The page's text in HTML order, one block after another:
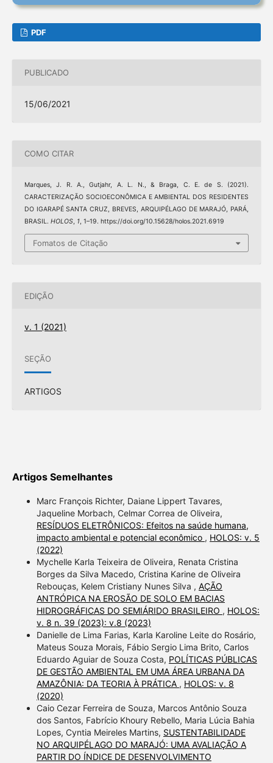
PDF
PUBLICADO
15/06/2021
COMO CITAR
Marques, J. R. A., Gutjahr, A. L. N., & Braga, C. E. de S. (2021).
CARACTERIZAÇÃO SOCIOECONÔMICA E AMBIENTAL DOS RESIDENTES
DO IGARAPÉ SANTA CRUZ, BREVES, ARQUIPÉLAGO DE MARAJÓ, PARÁ,
BRASIL. HOLOS, 1, 1–19. https://doi.org/10.15628/holos.2021.6919
Fomatos de Citação
EDIÇÃO
v. 1 (2021)
SEÇÃO
ARTIGOS
Artigos Semelhantes
Marc François Richter, Daiane Lippert Tavares,
Jaqueline Morbach, Celmar Correa de Oliveira,
RESÍDUOS ELETRÔNICOS: Efeitos na saúde humana,
impacto ambiental e potencial econômico , HOLOS: v. 5
(2022)
Mychelle Karla Teixeira de Oliveira, Renata Cristina
Borges da Silva Macedo, Cristina Karine de Oliveira
Rebouças, Kelem Cristiany Nunes Silva , AÇÃO
ANTRÓPICA NA EROSÃO DE SOLO EM BACIAS
HIDROGRÁFICAS DO SEMIÁRIDO BRASILEIRO , HOLOS:
v. 8 n. 39 (2023): v.8 (2023)
Danielle de Lima Farias, Karla Karoline Leite do Rosário,
Mateus Souza Morais, Fábio Sergio Lima Brito, Carlos
Eduardo Aguiar de Souza Costa, POLÍTICAS PÚBLICAS
DE GESTÃO AMBIENTAL EM UMA ÁREA URBANA DA
AMAZÔNIA: DA TEORIA À PRÁTICA , HOLOS: v. 8
(2020)
Caio Cezar Ferreira de Souza, Marcos Antônio Souza
dos Santos, Fabrício Khoury Rebello, Maria Lúcia Bahia
Lopes, Cyntia Meireles Martins, SUSTENTABILIDADE
NO ARQUIPÉLAGO DO MARAJÓ: UMA AVALIAÇÃO A
PARTIR DO ÍNDICE DE DESENVOLVIMENTO